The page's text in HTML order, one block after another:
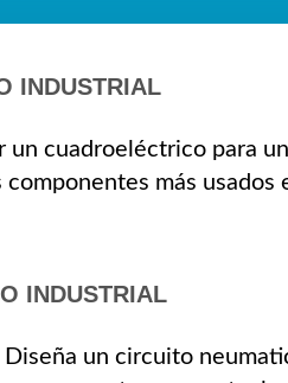
INDUSTRIAL
un cuadroeléctrico para
componentes más usados
INDUSTRIAL
Diseña un circuito